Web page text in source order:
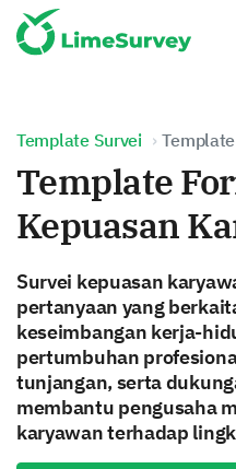
Template Survei
Template
Kepuasan
Survei kepuasan
pertanyaan yang
keseimbangan kerja-
pertumbuhan
tunjangan, serta
membantu pengusaha
karyawan terhadap